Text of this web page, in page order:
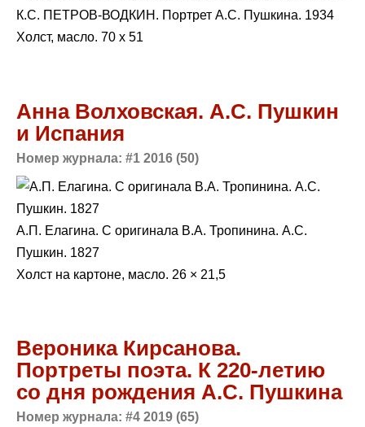
К.С. ПЕТРОВ-ВОДКИН. Портрет А.С. Пушкина. 1934
Холст, масло. 70 x 51
Анна Волховская. А.С. Пушкин
и Испания
Номер журнала: #1 2016 (50)
А.П. Елагина. С оригинала В.А. Тропинина. А.С.
Пушкин. 1827
Холст на картоне, масло. 26 × 21,5
Вероника Кирсанова.
Портреты поэта. К 220-летию
со дня рождения А.С. Пушкина
Номер журнала: #4 2019 (65)